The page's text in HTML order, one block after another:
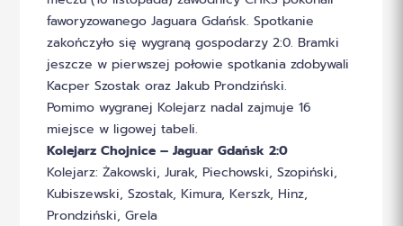
faworyzowanego Jaguara Gdańsk. Spotkanie
zakończyło się wygraną gospodarzy 2:0. Bramki
jeszcze w pierwszej połowie spotkania zdobywali
Kacper Szostak oraz Jakub Prondziński.
Pomimo wygranej Kolejarz nadal zajmuje 16
miejsce w ligowej tabeli.
Kolejarz Chojnice – Jaguar Gdańsk 2:0
Kolejarz: Żakowski, Jurak, Piechowski, Szopiński,
Kubiszewski, Szostak, Kimura, Kerszk, Hinz,
Prondziński, Grela